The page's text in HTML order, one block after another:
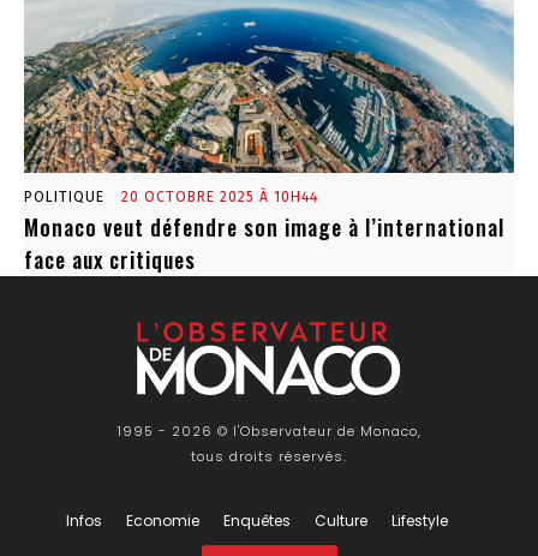
POLITIQUE 20 OCTOBRE 2025 À 10H44
Monaco veut défendre son image à l’international
face aux critiques
1995 - 2026 © l'Observateur de Monaco,
tous droits réservés.
Infos Economie Enquêtes Culture Lifestyle